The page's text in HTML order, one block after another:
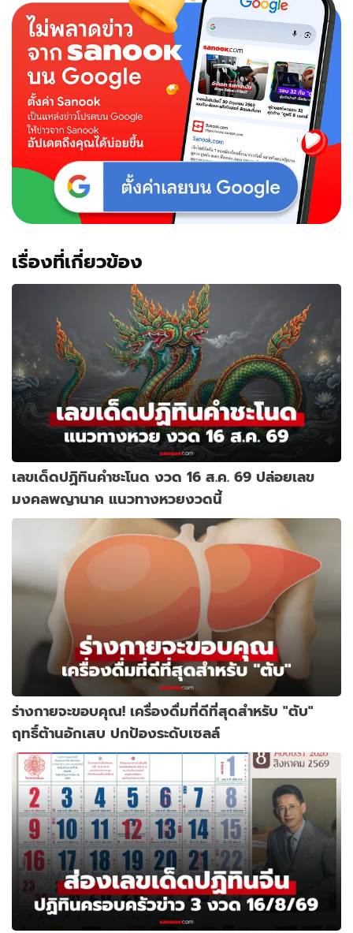
เรื่องที่เกี่ยวข้อง
เลขเด็ดปฏิทินคำชะโนด งวด 16 ส.ค. 69 ปล่อยเลข
มงคลพญานาค แนวทางหวยงวดนี้
ร่างกายจะขอบคุณ! เครื่องดื่มที่ดีที่สุดสำหรับ "ตับ"
ฤทธิ์ต้านอักเสบ ปกป้องระดับเซลล์